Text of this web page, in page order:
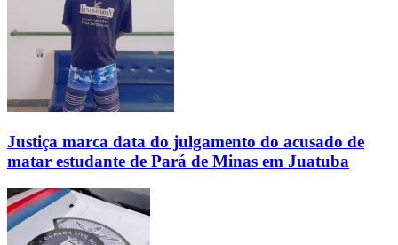
Justiça marca data do julgamento do acusado de
matar estudante de Pará de Minas em Juatuba